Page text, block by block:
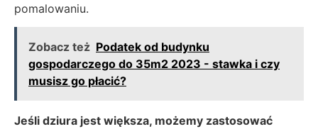
pomalowaniu.
Zobacz też Podatek od budynku
gospodarczego do 35m2 2023 - stawka i czy
musisz go płacić?
Jeśli dziura jest większa, możemy zastosować